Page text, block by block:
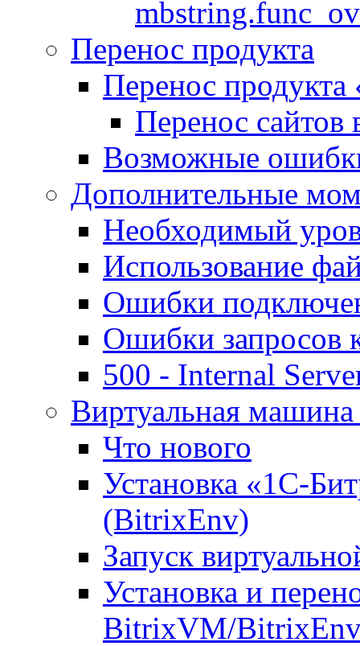
Перенос продукта
Перенос продукта
Перенос сайтов
Возможные
Дополнительные
Необходимый
Использование
Ошибки
Ошибки запросов
500 - Internal
Виртуальная
Что нового
Установка «1С-
(BitrixEnv)
Запуск
Установка и
BitrixVM/